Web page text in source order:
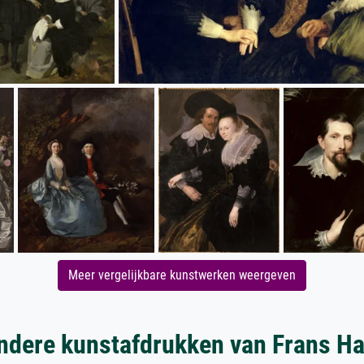
Meer vergelijkbare kunstwerken weergeven
kunstafdrukken van Frans